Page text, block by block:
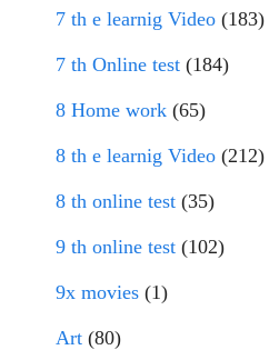
7 th e learnig Video (183)
7 th Online test (184)
8 Home work (65)
8 th e learnig Video (212)
8 th online test (35)
9 th online test (102)
9x movies (1)
Art (80)